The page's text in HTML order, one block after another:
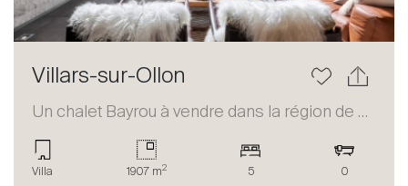
Villars-sur-Ollon
Un chalet Bayrou à vendre dans la région de Villars-sur-Ollon
Villa 1907 m2 5 0